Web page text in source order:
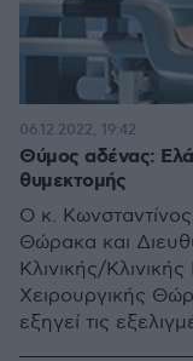
Θύμος αδένας:
θυμεκτομής
Ο κ.
Θώρακα και
Κλινικής/
Χειρουργικής
εξηγεί τις
06.12.2022, 19:42